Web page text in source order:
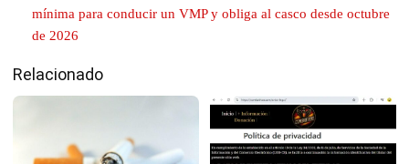
mínima para conducir un VMP y obliga al casco desde octubre
de 2026
Relacionado